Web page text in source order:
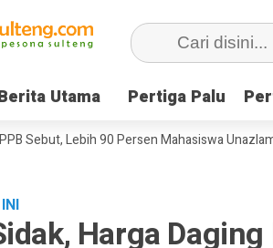
Utama Pertiga Palu
Utama Pertiga Palu
Lebih 90 Persen Mahasiswa Unazlam
Harga